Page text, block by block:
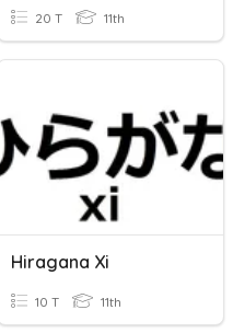
20 T 11th
Hiragana Xi
10 T 11th